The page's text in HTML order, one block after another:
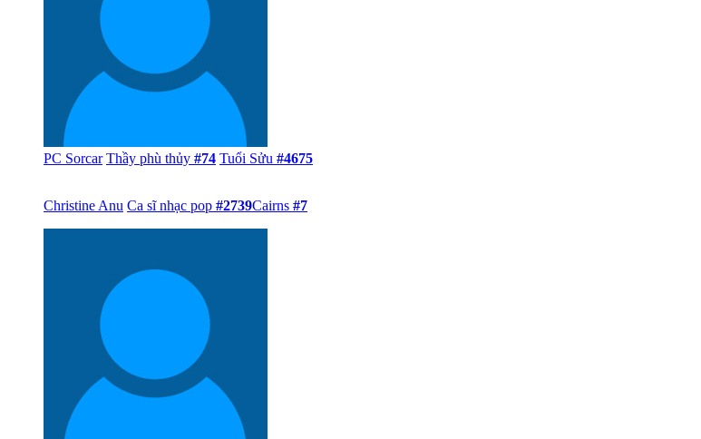
PC Sorcar Thầy phù thủy #74 Tuổi Sửu #4675